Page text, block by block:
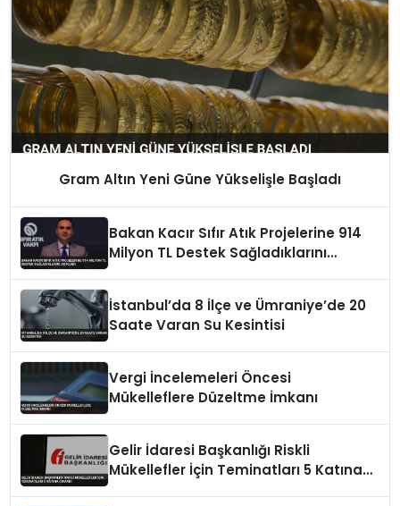
Gram Altın Yeni Güne Yükselişle Başladı
Bakan Kacır Sıfır Atık Projelerine 914
Milyon TL Destek Sağladıklarını
İstanbul’da 8 İlçe ve Ümraniye’de 20
Saate Varan Su Kesintisi
Vergi İncelemeleri Öncesi
Mükelleflere Düzeltme İmkanı
Gelir İdaresi Başkanlığı Riskli
Mükellefler İçin Teminatları 5 Katına